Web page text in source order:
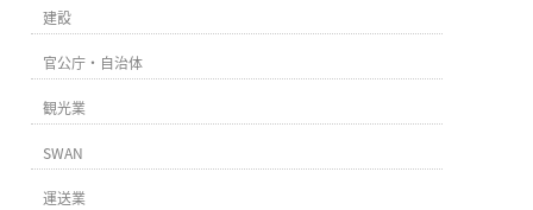
建設
官公庁・自治体
観光業
SWAN
運送業